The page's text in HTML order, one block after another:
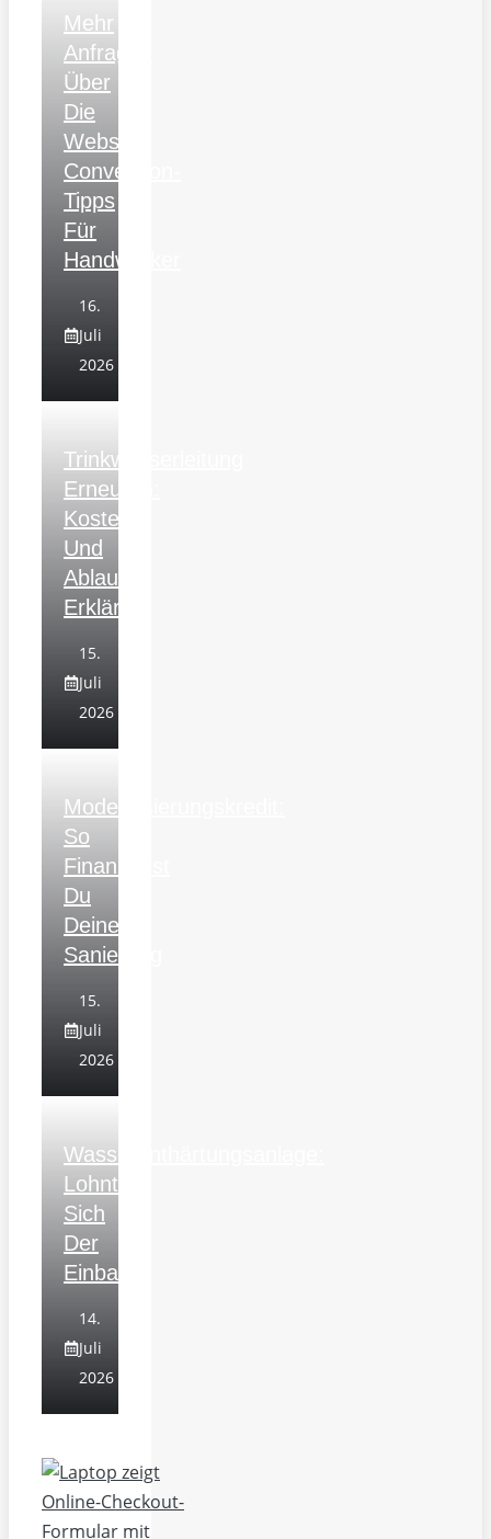
Mehr
Anfragen
Über
Die
Website:
Conversion-
Tipps
Für
Handwerker
16.
Juli
2026
Trinkwasserleitung
Erneuern:
Kosten
Und
Ablauf
Erklärt
15.
Juli
2026
Modernisierungskredit:
So
Finanzierst
Du
Deine
Sanierung
15.
Juli
2026
Wasserenthärtungsanlage:
Lohnt
Sich
Der
Einbau?
14.
Juli
2026